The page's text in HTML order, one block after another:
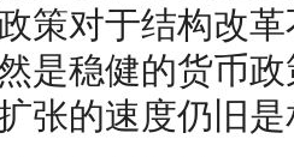
策对于结构改
是稳健的货币
张的速度仍旧